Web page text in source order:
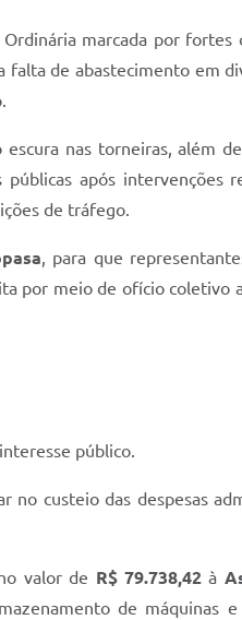
marcada por fortes
falta de abastecimento em
nas torneiras, além
após intervenções
de tráfego.
, para que
por meio de ofício coletivo
público.
no custeio das despesas
valor de R$ 79.738,42à
de máquinas